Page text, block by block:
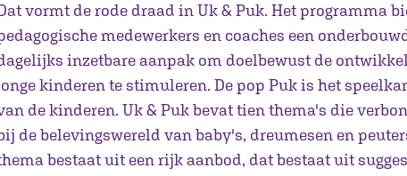
vormt de rode draad in Uk & Puk. Het programma
medewerkers en coaches een
inzetbare aanpak om doelbewust de
kinderen te stimuleren. De pop Puk is het
de kinderen. Uk & Puk bevat tien thema's die
de belevingswereld van baby's, dreumesen en
bestaat uit een rijk aanbod, dat bestaat uit